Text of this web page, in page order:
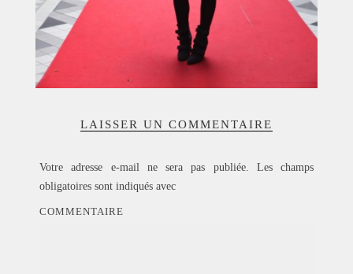
LAISSER UN COMMENTAIRE
Votre adresse e-mail ne sera pas publiée.
Les champs
obligatoires sont indiqués avec
COMMENTAIRE